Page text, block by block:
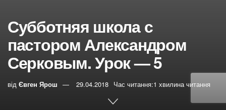
Субботняя школа с
пастором Александром
Серковым. Урок — 5
від Євген Ярош 29.04.2018 Час читання:1 хвилина читання